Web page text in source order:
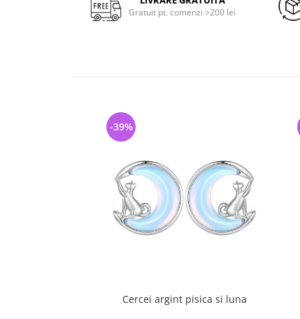
Gratuit pt. comenzi >200 lei
Cercei argint pisica si luna
-39%